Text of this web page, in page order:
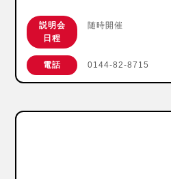
説明会
日程
随時開催
電話 0144-82-8715